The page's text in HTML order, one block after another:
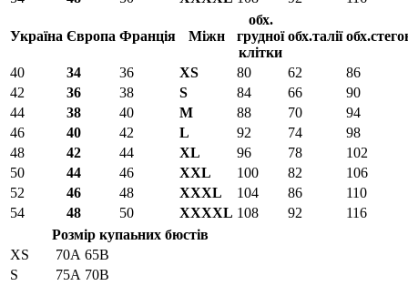
Україна Європа Франція Міжн
обх.
грудної
клітки
обх.талії
40 34 36 XS 80 62
86
42
36 38 S 84 66
90
44
38 40 M 88 70
94
46
40 42 L 92 74
98
48
42 44 XL 96 78
102
50
44 46 XXL 100 82
106
52
46 48 XXXL 104 86
110
54
48 50 XXXXL 108 92
116
Розмір купаьних бюстів
XS
70A 65B
S
75A 70B